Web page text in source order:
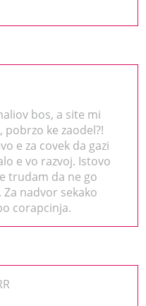
bos, a site mi
ke zaodel?!
e za covek da gazi
e vo razvoj. Istovo
trudam da ne go
nadvor sekako
corapcinja.